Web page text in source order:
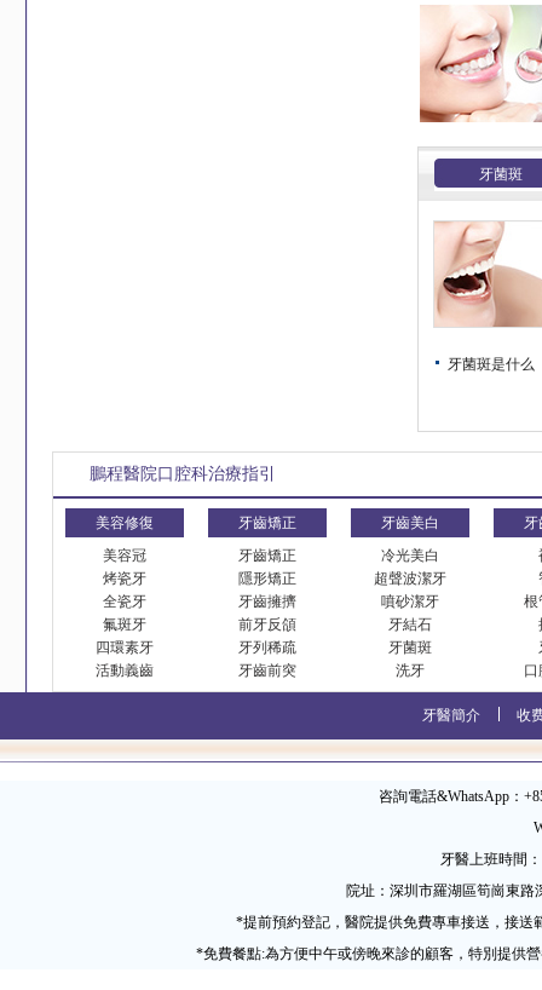
牙菌斑
牙菌斑是什么
鵬程醫院口腔科治療指引
美容修復
美容冠
烤瓷牙
全瓷牙
氟斑牙
四環素牙
活動義齒
牙齒矯正
牙齒矯正
隱形矯正
牙齒擁擠
前牙反頜
牙列稀疏
牙齒前突
牙齒美白
冷光美白
超聲波潔牙
噴砂潔牙
牙結石
牙菌斑
洗牙
牙
根
口
牙醫簡介 收
咨詢電話&WhatsApp：
牙醫上班時間
院址：深圳市羅湖區筍崗東
*提前預約登記，醫院提供免費專車接送，接
*免費餐點:為方便中午或傍晚來診的顧客，特別提供